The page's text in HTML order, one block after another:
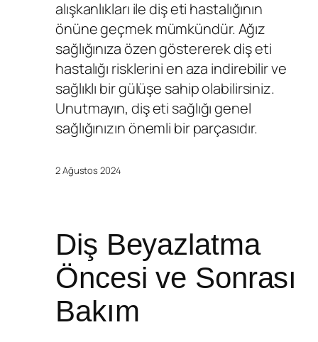
alışkanlıkları ile diş eti hastalığının
önüne geçmek mümkündür. Ağız
sağlığınıza özen göstererek diş eti
hastalığı risklerini en aza indirebilir ve
sağlıklı bir gülüşe sahip olabilirsiniz.
Unutmayın, diş eti sağlığı genel
sağlığınızın önemli bir parçasıdır.
2 Ağustos 2024
Diş Beyazlatma
Öncesi ve Sonrası
Bakım